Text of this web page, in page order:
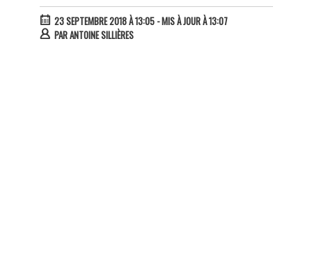
23 SEPTEMBRE 2018 À 13:05- MIS À JOUR À 13:07
PARANTOINE SILLIÈRES